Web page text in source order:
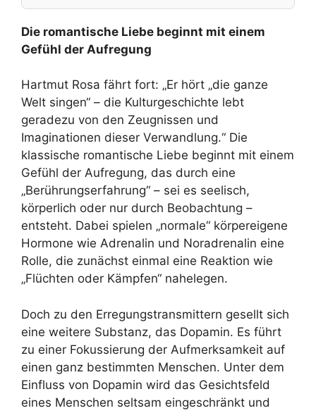
Die romantische Liebe beginnt mit einem
Gefühl der Aufregung
Hartmut Rosa fährt fort: „Er hört „die ganze
Welt singen“ – die Kulturgeschichte lebt
geradezu von den Zeugnissen und
Imaginationen dieser Verwandlung.“ Die
klassische romantische Liebe beginnt mit einem
Gefühl der Aufregung, das durch eine
„Berührungserfahrung“ – sei es seelisch,
körperlich oder nur durch Beobachtung –
entsteht. Dabei spielen „normale“ körpereigene
Hormone wie Adrenalin und Noradrenalin eine
Rolle, die zunächst einmal eine Reaktion wie
„Flüchten oder Kämpfen“ nahelegen.
Doch zu den Erregungstransmittern gesellt sich
eine weitere Substanz, das Dopamin. Es führt
zu einer Fokussierung der Aufmerksamkeit auf
einen ganz bestimmten Menschen. Unter dem
Einfluss von Dopamin wird das Gesichtsfeld
eines Menschen seltsam eingeschränkt und